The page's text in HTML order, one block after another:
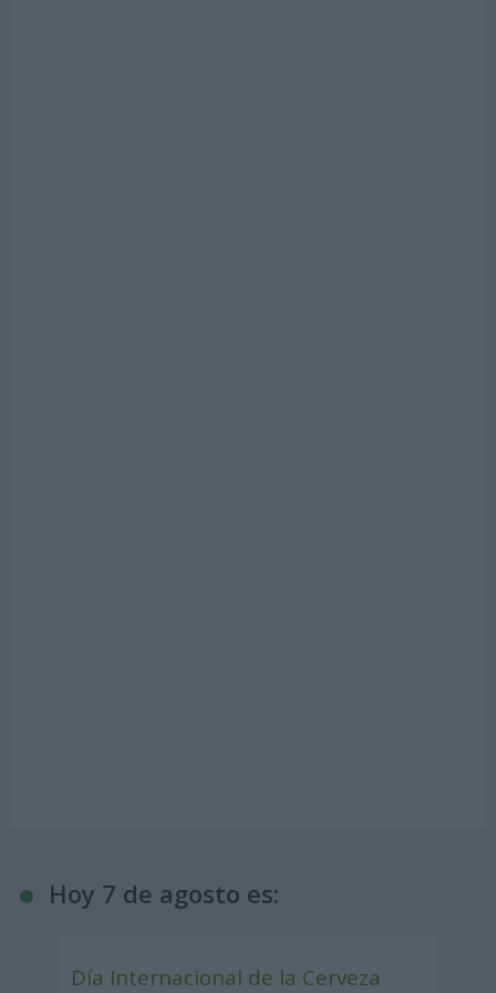
Hoy 7 de agosto es:
Día Internacional de la Cerveza